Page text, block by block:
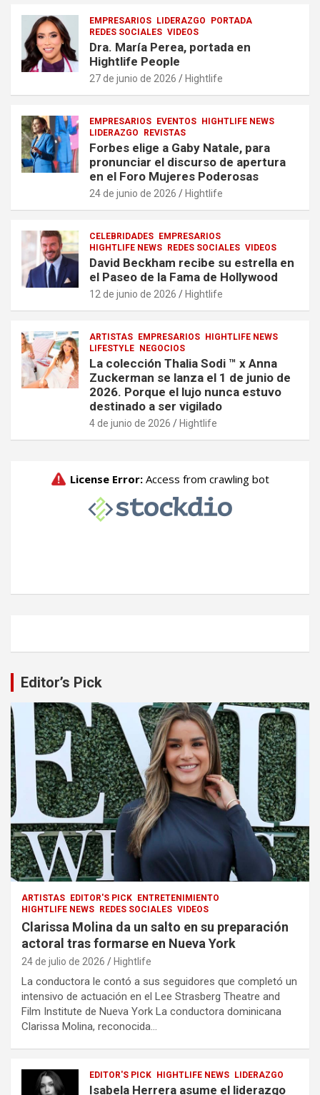
EMPRESARIOS LIDERAZGO
PORTADA
REDES SOCIALES VIDEOS
Dra. María Perea, portada en
Hightlife People
27 de junio de 2026 Hightlife
EMPRESARIOS EVENTOS
HIGHTLIFE NEWS
LIDERAZGO
REVISTAS
Forbes elige a Gaby Natale, para
pronunciar el discurso de apertura
en el Foro Mujeres Poderosas
24 de junio de 2026 Hightlife
CELEBRIDADES
EMPRESARIOS
HIGHTLIFE NEWS
REDES SOCIALES VIDEOS
David Beckham recibe su estrella en
el Paseo de la Fama de Hollywood
12 de junio de 2026 Hightlife
ARTISTAS EMPRESARIOS
HIGHTLIFE NEWS
LIFESTYLE
NEGOCIOS
La colección Thalia Sodi ™ x Anna
Zuckerman se lanza el 1 de junio de
2026. Porque el lujo nunca estuvo
destinado a ser vigilado
4 de junio de 2026 Hightlife
Editor’s Pick
ARTISTAS EDITOR'S PICK ENTRETENIMIENTO
HIGHTLIFE NEWS REDES SOCIALES VIDEOS
Clarissa Molina da un salto en su preparación
actoral tras formarse en Nueva York
24 de julio de 2026 Hightlife
La conductora le contó a sus seguidores que completó un
intensivo de actuación en el Lee Strasberg Theatre and
Film Institute de Nueva York La conductora dominicana
Clarissa Molina, reconocida…
EDITOR'S PICK HIGHTLIFE NEWS LIDERAZGO
Isabela Herrera asume el liderazgo